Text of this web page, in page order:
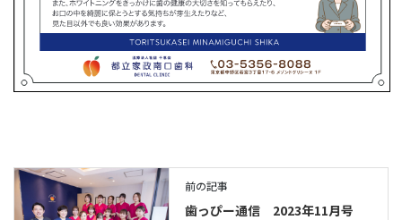
前の記事
歯っぴー通信 2023年11月号